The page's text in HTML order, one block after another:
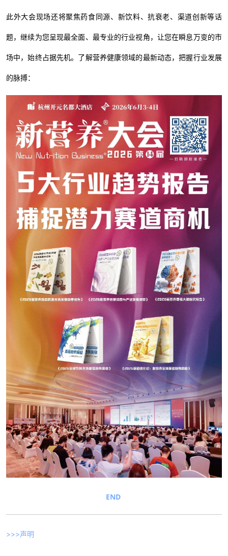
此外大会现场还将聚焦药食同源、新饮料、抗衰老、渠道创新等话
题，继续为您呈现最全面、最专业的行业视角，让您在瞬息万变的市
场中，始终占据先机。了解营养健康领域的最新动态，把握行业发展
的脉搏：
END
>>>声明